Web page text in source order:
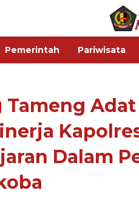
Pemerintah Pariwisata
Adat
Dalam